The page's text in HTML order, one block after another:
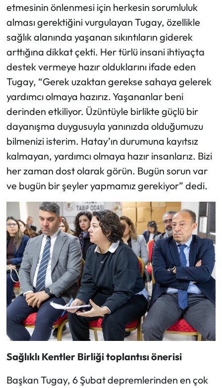
etmesinin önlenmesi için herkesin sorumluluk
alması gerektiğini vurgulayan Tugay, özellikle
sağlık alanında yaşanan sıkıntıların giderek
arttığına dikkat çekti. Her türlü insani ihtiyaçta
destek vermeye hazır olduklarını ifade eden
Tugay, “Gerek uzaktan gerekse sahaya gelerek
yardımcı olmaya hazırız. Yaşananlar beni
derinden etkiliyor. Üzüntüyle birlikte güçlü bir
dayanışma duygusuyla yanınızda olduğumuzu
bilmenizi isterim. Hatay’ın durumuna kayıtsız
kalmayan, yardımcı olmaya hazır insanlarız. Bizi
her zaman dost olarak görün. Bugün sorun var
ve bugün bir şeyler yapmamız gerekiyor” dedi.
Sağlıklı Kentler Birliği toplantısı önerisi
Başkan Tugay, 6 Şubat depremlerinden en çok